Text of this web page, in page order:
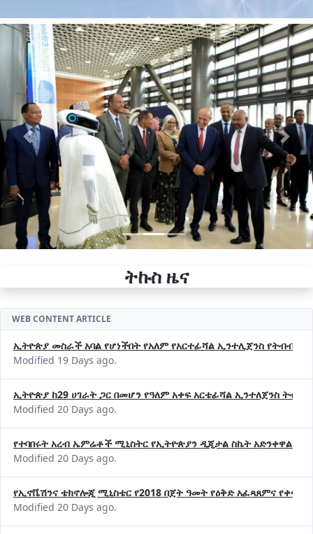
Previous Next
ትኩስ ዜና
WEB CONTENT ARTICLE
ኢትዮጵያ መስራች አባል የሆነችበት የአለም የአርተፊሻል ኢንተሊጀንስ የትብብር
Modified 19 Days ago.
ኢትዮጵያ ከ29 ሀገራት ጋር በመሆን የዓለም አቀፍ አርቴፊሻል ኢንተለጀንስ
Modified 20 Days ago.
የተባበሩት አረብ ኤምሬቶች ሚኒስትር የኢትዮጵያን ዲጂታል ስኬት አድንቀዋል
Modified 20 Days ago.
የኢኖቬሽንና ቴክኖሎጂ ሚኒስቴር የ2018 በጀት ዓመት የዕቅድ አፈጻጸምና
Modified 20 Days ago.